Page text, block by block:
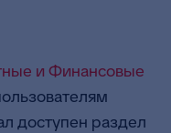
и Финансовые
доступен раздел